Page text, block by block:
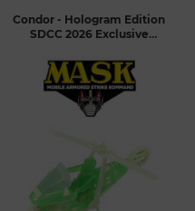
Condor - Hologram Edition
SDCC 2026 Exclusive